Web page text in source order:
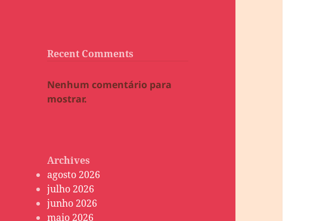
Recent Comments
Nenhum comentário para
mostrar.
Archives
agosto 2026
julho 2026
junho 2026
maio 2026